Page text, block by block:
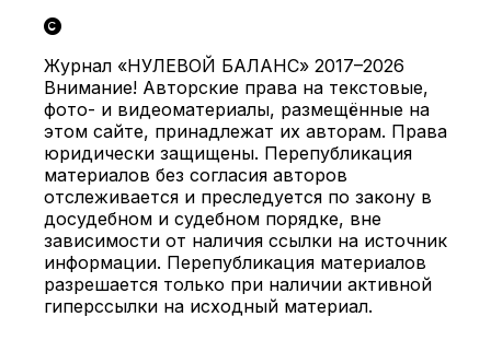
Журнал «НУЛЕВОЙ БАЛАНС» 2017–2026
Внимание! Авторские права на текстовые,
фото- и видеоматериалы, размещённые на
этом сайте, принадлежат их авторам. Права
юридически защищены. Перепубликация
материалов без согласия авторов
отслеживается и преследуется по закону в
досудебном и судебном порядке, вне
зависимости от наличия ссылки на источник
информации. Перепубликация материалов
разрешается только при наличии активной
гиперссылки на исходный материал.